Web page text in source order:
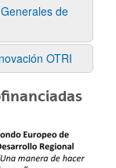
de
OTRI